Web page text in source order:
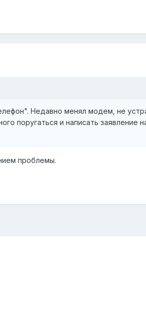
Недавно менял модем, не
поругаться и написать заявление
проблемы.